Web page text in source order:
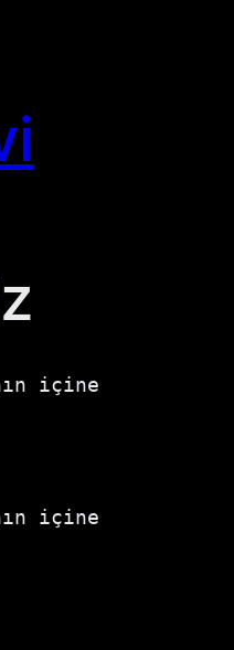
içine
içine